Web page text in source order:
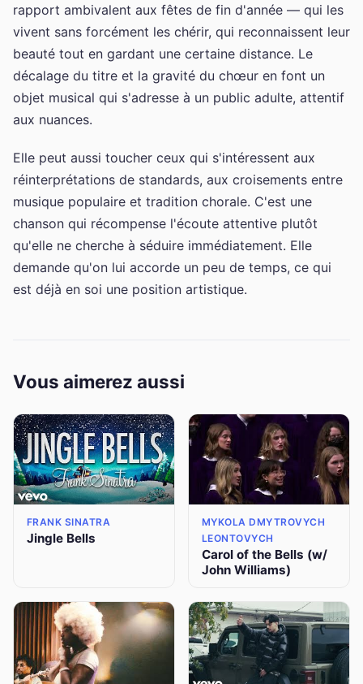
rapport ambivalent aux fêtes de fin d'année — qui les
vivent sans forcément les chérir, qui reconnaissent leur
beauté tout en gardant une certaine distance. Le
décalage du titre et la gravité du chœur en font un
objet musical qui s'adresse à un public adulte, attentif
aux nuances.
Elle peut aussi toucher ceux qui s'intéressent aux
réinterprétations de standards, aux croisements entre
musique populaire et tradition chorale. C'est une
chanson qui récompense l'écoute attentive plutôt
qu'elle ne cherche à séduire immédiatement. Elle
demande qu'on lui accorde un peu de temps, ce qui
est déjà en soi une position artistique.
Vous aimerez aussi
FRANK SINATRA
Jingle Bells
MYKOLA DMYTROVYCH
LEONTOVYCH
Carol of the Bells (w/
John Williams)